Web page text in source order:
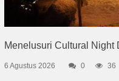
Menelusuri Cultural Night
6 Agustus 2026 0 36